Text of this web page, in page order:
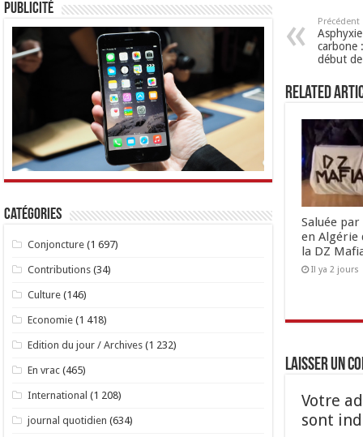
Précédent
carbone
début de
Related
Saluée
en Algérie
la DZ
Il ya 2 jours
Laisser un
Votre
sont
Publicité
Catégories
Conjoncture (1 697)
Contributions (34)
Culture (146)
Economie (1 418)
Edition du jour / Archives (1 232)
En vrac (465)
International (1 208)
journal quotidien (634)